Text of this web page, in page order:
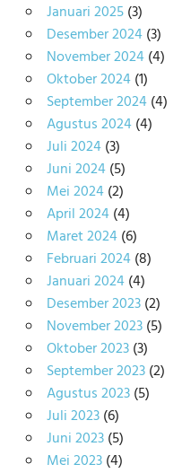
Januari 2025(3)
Desember 2024(3)
November 2024(4)
Oktober 2024(1)
September 2024(4)
Agustus 2024(4)
Juli 2024(3)
Juni 2024(5)
Mei 2024(2)
April 2024(4)
Maret 2024(6)
Februari 2024(8)
Januari 2024(4)
Desember 2023(2)
November 2023(5)
Oktober 2023(3)
September 2023(2)
Agustus 2023(5)
Juli 2023(6)
Juni 2023(5)
Mei 2023(4)